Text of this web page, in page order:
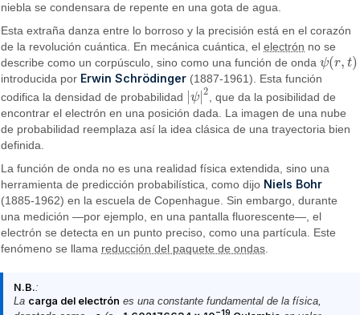
niebla se condensara de repente en una gota de agua.
Esta extraña danza entre lo borroso y la precisión está en el corazón
de la revolución cuántica. En mecánica cuántica, elelectrón no se
describe como un corpúsculo, sino como una función de ondaψ(r, t)
ψ(r,t)
introducida por Erwin Schrödinger (1887-1961). Esta función
codifica la densidad de probabilidad
|ψ |2
ψ| 2 , que da la posibilidad de
encontrar el electrón en una posición dada. La imagen de una nube
de probabilidad reemplaza así la idea clásica de una trayectoria bien
definida.
La función de onda no es una realidad física extendida, sino una
herramienta de predicción probabilística, como dijo Niels Bohr
(1885-1962) en la escuela de Copenhague. Sin embargo, durante
una medición —por ejemplo, en una pantalla fluorescente—, el
electrón se detecta en un punto preciso, como una partícula. Este
fenómeno se llama reducción del paquete de ondas
N.B.:
La carga del electrón es una constante fundamental de la física,
−19